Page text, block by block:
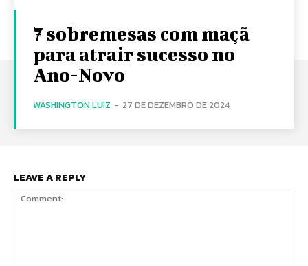
7 sobremesas com maçã
para atrair sucesso no
Ano-Novo
WASHINGTON LUIZ - 27 DE DEZEMBRO DE 2024
LEAVE A REPLY